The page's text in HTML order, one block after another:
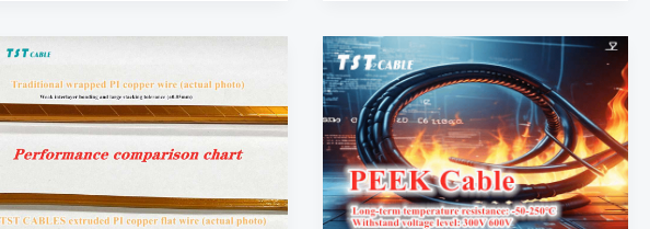
モ
ー
タ
ー
能
ケ
ー
ブ
ル
を
訪
TST
ケ
ー
ブ
の
PEEK
ケ
ー
ブ
ル
の